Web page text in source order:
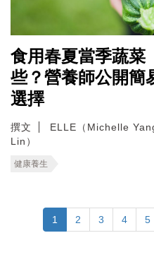
食用春夏當季蔬菜
些？營養師公開簡
選擇
撰文
ELLE（Michelle
Lin）
健康養生
1 2 3 4 5